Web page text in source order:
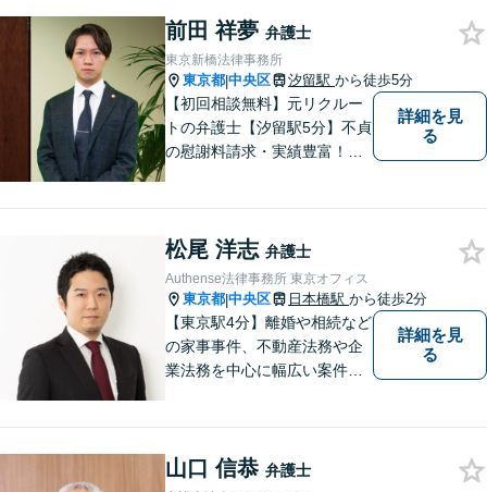
が本当に求める最高の結果に
こだわり続けたいと考えてお
ります。 お気軽にご相談くだ
さい。
前田 祥夢 弁護士
東京新橋法律事務所
東京都|中央区 汐留駅 から徒歩5分
【初回相談無料】元リクルー
トの弁護士【汐留駅5分】不貞
の慰謝料請求・実績豊富！交
ナー実績【企業法務】ベンチ
ャーを支援【休日・夜間対
応】
詳細を見
る
松尾 洋志 弁護士
Authense法律事務所 東京オフィス
東京都|中央区 日本橋駅 から徒歩2分
【東京駅4分】離婚や相続など
の家事事件、不動産法務や企
業法務を中心に幅広い案件の
ての豊富な実績】
詳細を見
る
山口 信恭 弁護士